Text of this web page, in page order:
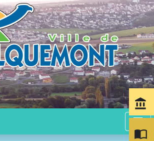
menu
account_balance
import_contacts